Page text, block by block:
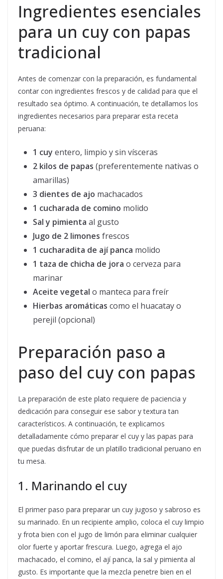
Ingredientes esenciales
para un cuy con papas
tradicional
Antes de comenzar con la preparación, es fundamental
contar con ingredientes frescos y de calidad para que el
resultado sea óptimo. A continuación, te detallamos los
ingredientes necesarios para preparar esta receta
peruana:
1 cuy entero, limpio y sin vísceras
2 kilos de papas (preferentemente nativas o
amarillas)
3 dientes de ajo machacados
1 cucharada de comino molido
Sal y pimienta al gusto
Jugo de 2 limones frescos
1 cucharadita de ají panca molido
1 taza de chicha de jora o cerveza para
marinar
Aceite vegetal o manteca para freír
Hierbas aromáticas como el huacatay o
perejil (opcional)
Preparación paso a
paso del cuy con papas
La preparación de este plato requiere de paciencia y
dedicación para conseguir ese sabor y textura tan
característicos. A continuación, te explicamos
detalladamente cómo preparar el cuy y las papas para
que puedas disfrutar de un platillo tradicional peruano en
tu mesa.
1. Marinando el cuy
El primer paso para preparar un cuy jugoso y sabroso es
su marinado. En un recipiente amplio, coloca el cuy limpio
y frota bien con el jugo de limón para eliminar cualquier
olor fuerte y aportar frescura. Luego, agrega el ajo
machacado, el comino, el ají panca, la sal y pimienta al
gusto. Es importante que la mezcla penetre bien en el